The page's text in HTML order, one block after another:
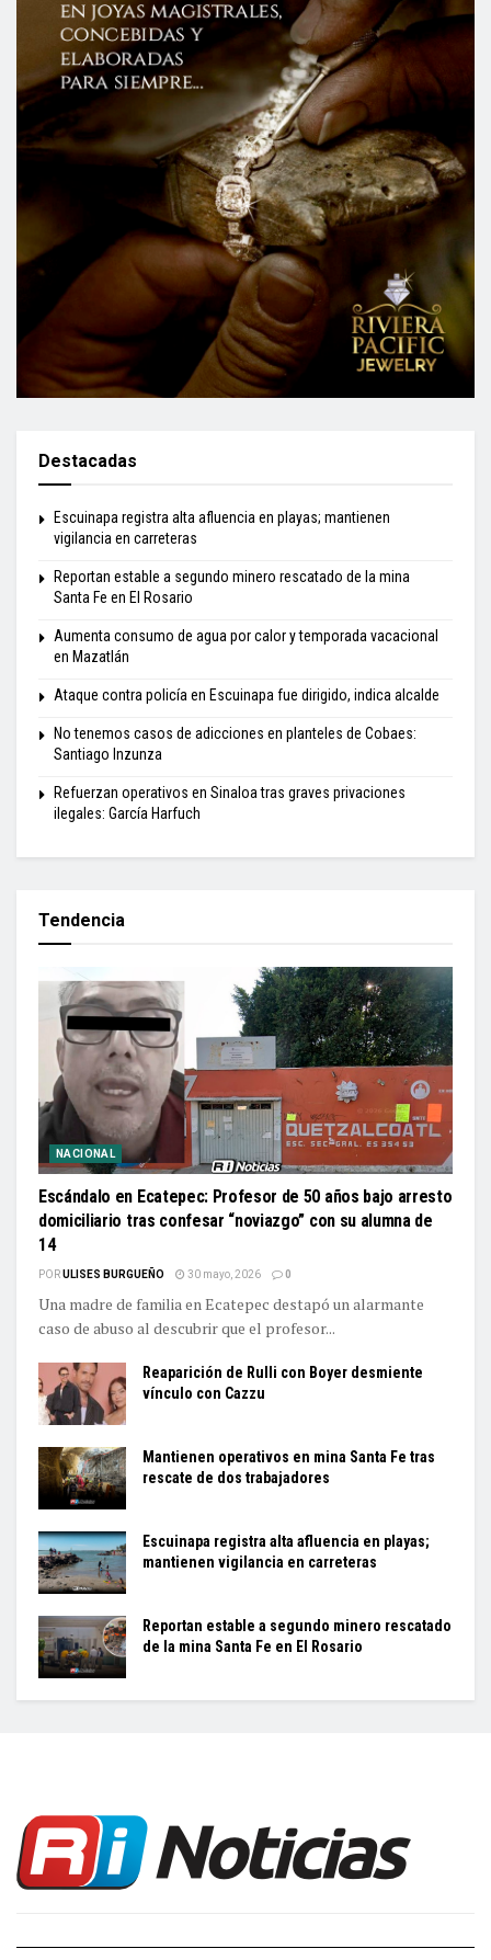
Destacadas
Escuinapa registra alta afluencia en playas; mantienen
vigilancia en carreteras
Reportan estable a segundo minero rescatado de la mina
Santa Fe en El Rosario
Aumenta consumo de agua por calor y temporada vacacional
en Mazatlán
Ataque contra policía en Escuinapa fue dirigido, indica alcalde
No tenemos casos de adicciones en planteles de Cobaes:
Santiago Inzunza
Refuerzan operativos en Sinaloa tras graves privaciones
ilegales: García Harfuch
Tendencia
NACIONAL
Escándalo en Ecatepec: Profesor de 50 años bajo arresto
domiciliario tras confesar “noviazgo” con su alumna de
14
PORULISES BURGUEÑO 30 mayo, 2026 0
Una madre de familia en Ecatepec destapó un alarmante
caso de abuso al descubrir que el profesor...
Reaparición de Rulli con Boyer desmiente
vínculo con Cazzu
Mantienen operativos en mina Santa Fe tras
rescate de dos trabajadores
Escuinapa registra alta afluencia en playas;
mantienen vigilancia en carreteras
Reportan estable a segundo minero rescatado
de la mina Santa Fe en El Rosario